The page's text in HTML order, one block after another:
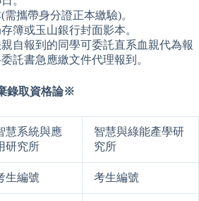
攜帶身分證正本繳驗)。
簿或玉山銀行封面影本。
自報到的同學可委託直系血親代為報
託書急應繳文件代理報到。
錄取資格論※
慧系統與應
研究所
智慧與綠能產學研
究所
生編號 考生編號